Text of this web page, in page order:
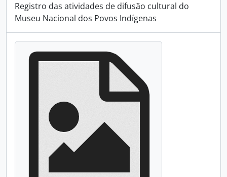
Registro das atividades de difusão cultural do
Museu Nacional dos Povos Indígenas